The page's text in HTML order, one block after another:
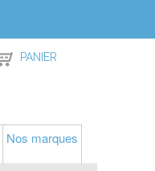
PANIER
Nos marques